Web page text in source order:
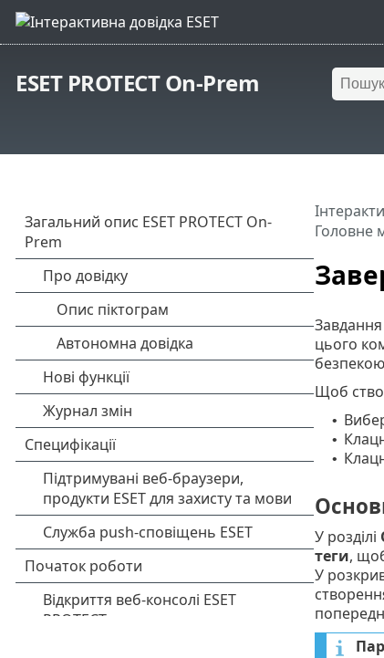
ESET PROTECT On-Prem
Головне
Завдання
цього
Щоб
•
•
•
У розділі
теги,
У